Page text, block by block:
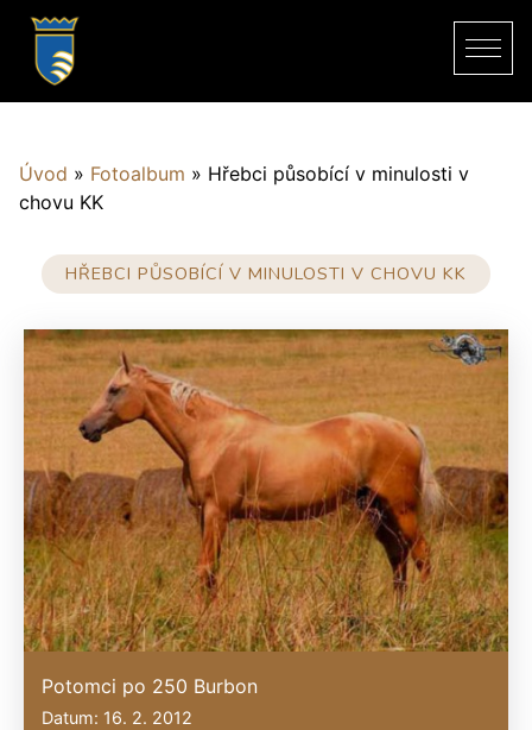
Úvod » Fotoalbum » Hřebci působící v minulosti v
chovu KK
HŘEBCI PŮSOBÍCÍ V MINULOSTI V CHOVU KK
Potomci po 250 Burbon
Datum: 16. 2. 2012